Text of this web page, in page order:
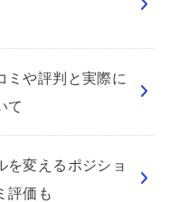
ミや評判と実際に
て
を変えるポジショ
評価も